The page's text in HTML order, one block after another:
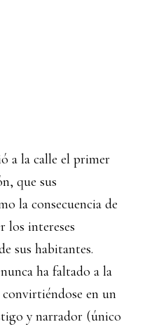
a la calle el primer
que sus
la consecuencia de
los intereses
sus habitantes.
ha faltado a la
en un
y narrador (único